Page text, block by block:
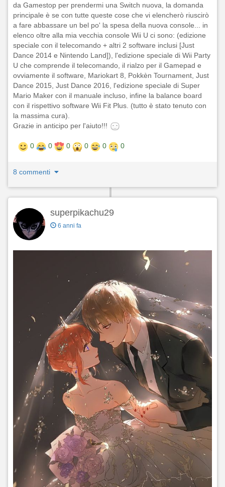
da Gamestop per prendermi una Switch nuova, la domanda
principale è se con tutte queste cose che vi elencherò riuscirò
a fare abbassare un bel po' la spesa della nuova console... in
elenco oltre alla mia vecchia console Wii U ci sono: (edizione
speciale con il telecomando + altri 2 software inclusi [Just
Dance 2014 e Nintendo Land]), l'edizione speciale di Wii Party
U che comprende il telecomando, il rialzo per il Gamepad e
ovviamente il software, Mariokart 8, Pokkèn Tournament, Just
Dance 2015, Just Dance 2016, l'edizione speciale di Super
Mario Maker con il manuale incluso, infine la balance board
con il rispettivo software Wii Fit Plus. (tutto è stato tenuto con
la massima cura).
Grazie in anticipo per l'aiuto!!!
0 0 0 0 0 0
8 commenti
superpikachu29
6 anni fa